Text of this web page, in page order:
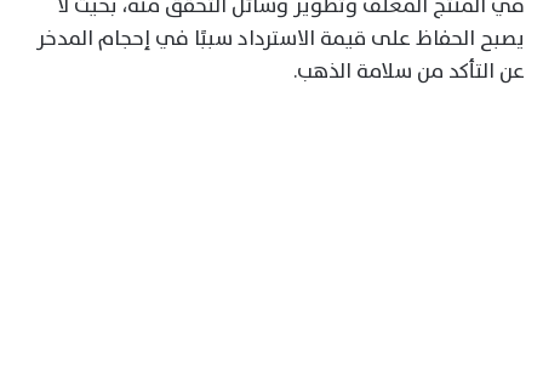
يصبح الحفاظ على قيمة الاسترداد سببًا في إحجام المدخر
عن التأكد من سلامة الذهب.